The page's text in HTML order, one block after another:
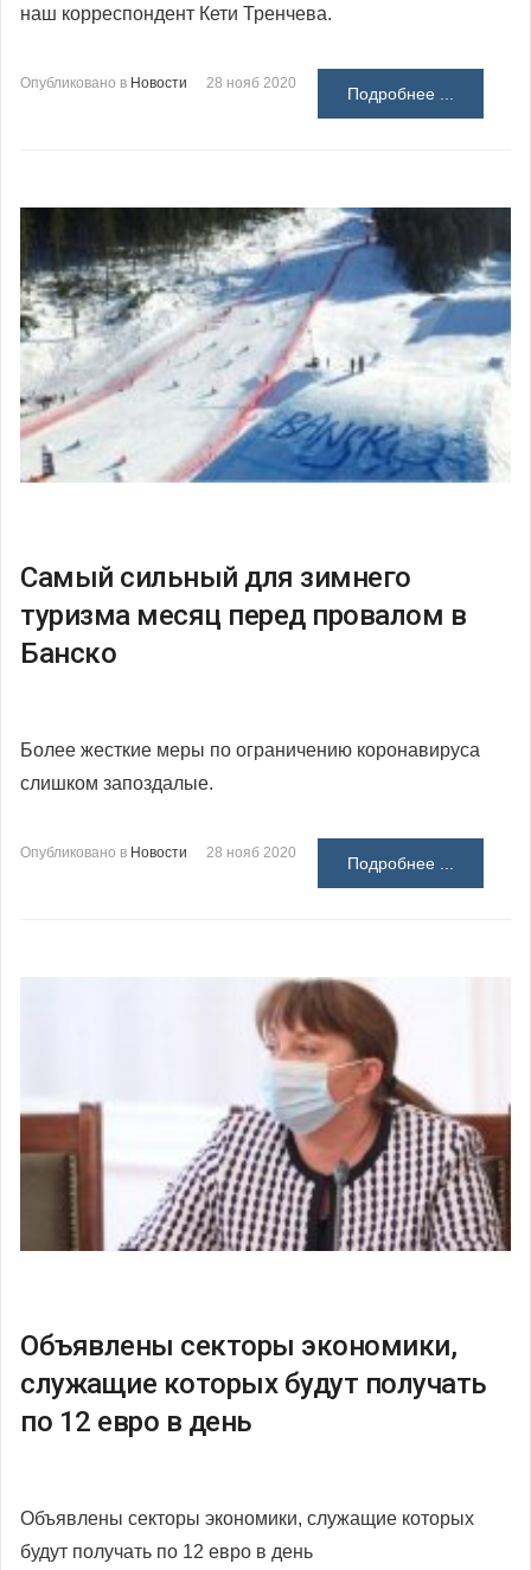
наш корреспондент Кети Тренчева.
Опубликовано в Новости 28 нояб 2020
Подробнее ...
Самый сильный для зимнего
туризма месяц перед провалом в
Банско
Более жесткие меры по ограничению коронавируса
слишком запоздалые.
Опубликовано в Новости 28 нояб 2020
Подробнее ...
Объявлены секторы экономики,
служащие которых будут получать
по 12 евро в день
Объявлены секторы экономики, служащие которых
будут получать по 12 евро в день